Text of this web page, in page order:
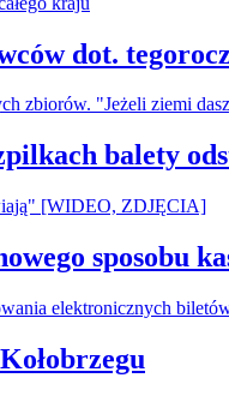
dot.
balety
sposobu